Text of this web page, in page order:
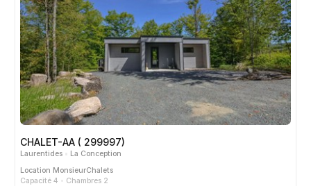
CHALET-AA ( 299997)
Laurentides
La Conception
Location MonsieurChalets
Capacité 4
Chambres 2